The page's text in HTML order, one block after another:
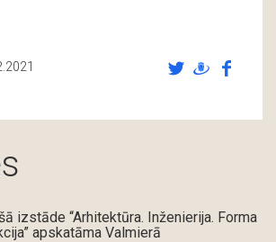
izstāde “Arhitektūra. Inženierija. Forma
apskatāma Valmierā